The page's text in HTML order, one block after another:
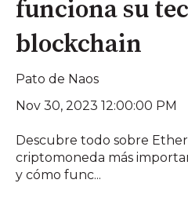
funciona su
blockchain
Pato de Naos
Nov 30, 2023 12:00:00 PM
Descubre todo sobre
criptomoneda más
y cómo func...